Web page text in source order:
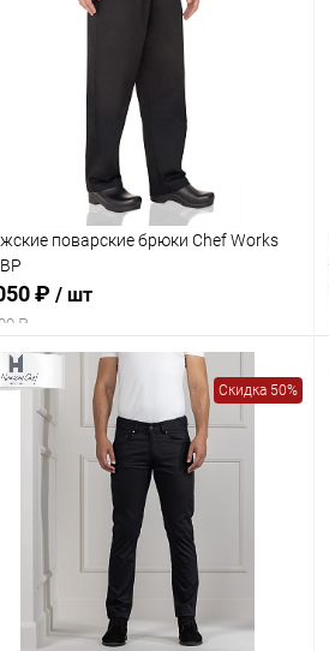
поварские брюки Chef Works
₽ / шт
₽
Скидка 50%